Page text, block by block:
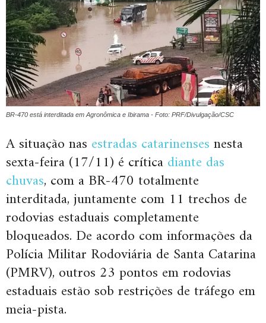
BR-470 está interditada em Agronômica e Ibirama - Foto: PRF/Divulgação/CSC
A situação nas estradas catarinensesnesta
sexta-feira (17/11) é críticadiante das
chuvas, com a BR-470 totalmente
interditada, juntamente com 11 trechos de
rodovias estaduais completamente
bloqueados. De acordo com informações da
Polícia Militar Rodoviária de Santa Catarina
(PMRV), outros 23 pontos em rodovias
estaduais estão sob restrições de tráfego em
meia-pista.